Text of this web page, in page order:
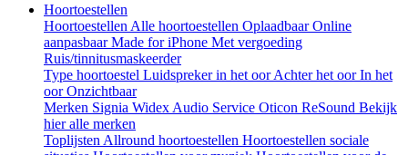
Hoortoestellen
Hoortoestellen Alle hoortoestellen OplaadbaarOnline
aanpasbaarMade for iPhone Met vergoeding
Ruis/tinnitusmaskeerder
Type hoortoestel Luidspreker in het oorAchter het oorIn het
oorOnzichtbaar
Merken Signia Widex Audio Service Oticon ReSound Bekijk
hier alle merken
Toplijsten Allround hoortoestellen Hoortoestellen sociale